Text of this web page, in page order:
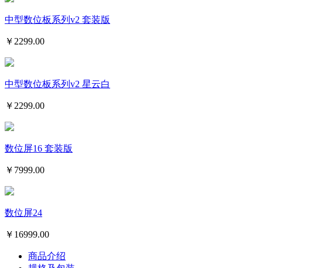
中型数位板系列v2 套装版
￥ 2299.00
中型数位板系列v2 星云白
￥ 2299.00
数位屏16 套装版
￥ 7999.00
数位屏24
￥ 16999.00
商品介绍